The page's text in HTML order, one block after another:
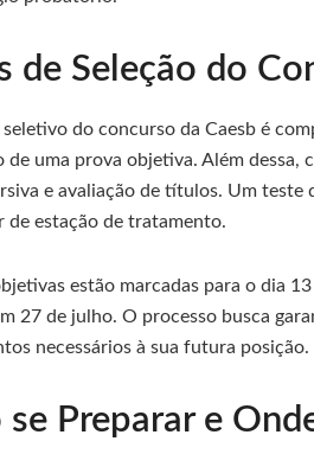
de Seleção do
do concurso da Caesb é
de uma prova objetiva. Além dessa,
e avaliação de títulos. Um
de estação de tratamento.
estão marcadas para o dia
27 de julho. O processo busca
necessários à sua futura posição.
se Preparar e